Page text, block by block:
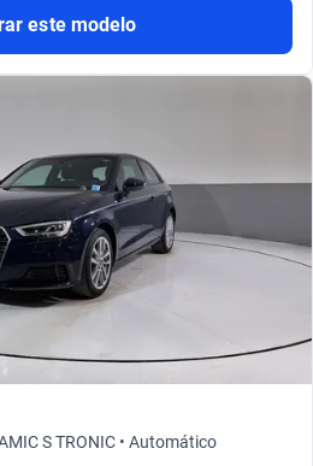
este modelo
S TRONIC • Automático